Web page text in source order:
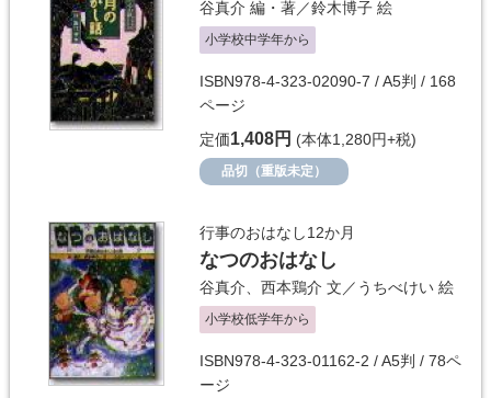
谷真介 編・著／鈴木博子 絵
小学校中学年から
ISBN978-4-323-02090-7 / A5判 / 168
ページ
定価1,408円 (本体1,280円+税)
品切（重版未定）
行事のおはなし12か月
なつのおはなし
谷真介 西本鶏介 文／ うちべけい 絵
小学校低学年から
ISBN978-4-323-01162-2 / A5判 / 78ペ
ージ